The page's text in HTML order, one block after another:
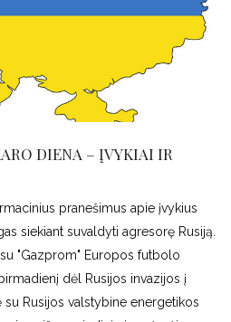
DIENA – ĮVYKIAI IR
pranešimus apie įvykius
siekiant suvaldyti agresorę Rusiją.
"Gazprom" Europos futbolo
dėl Rusijos invazijos į
su Rusijos valstybine energetikos